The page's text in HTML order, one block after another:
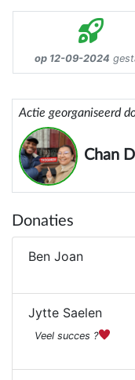
op 12-09-2024
Actie georganiseerd
Chan
Donaties
Ben Joan
Jytte Saelen
Veel succes ?